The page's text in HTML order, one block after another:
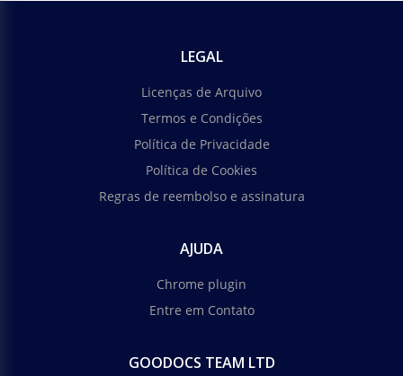
LEGAL
Licenças de Arquivo
Termos e Condições
Política de Privacidade
Política de Cookies
Regras de reembolso e assinatura
AJUDA
Chrome plugin
Entre em Contato
GOODOCS TEAM LTD